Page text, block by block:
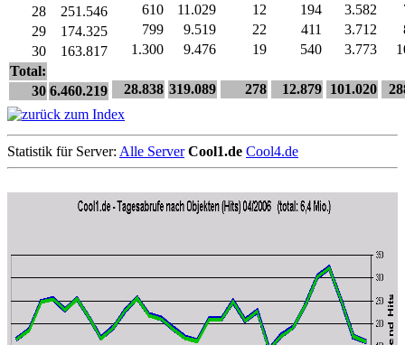
28
251.546
29
174.325
30
163.817
Total:
30 6.460.219
610
799
1.300
28.838
11.029
9.519
9.476
319.089
12
22
19
278
194
411
540
12.879
3.582
3.712
3.773
101.020
Statistik für Server: Alle Server Cool1.de Cool4.de